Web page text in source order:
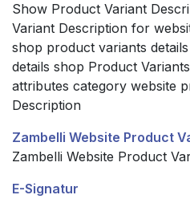
Show Product Variant
Variant Description for
shop product variants
details shop Product
attributes category website
Description
Zambelli Website Product
Zambelli Website Product
E-Signatur